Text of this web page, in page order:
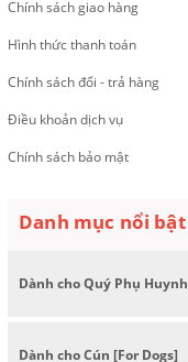
Chính sách giao hàng
Hình thức thanh toán
Chính sách đổi - trả hàng
Điều khoản dịch vụ
Chính sách bảo mật
Danh mục nổi bật
Dành cho Quý Phụ Huynh
Dành cho Cún [For Dogs]